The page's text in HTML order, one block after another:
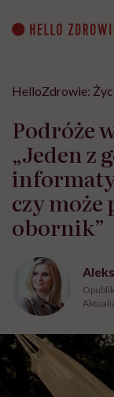
content
HelloZdrowie:
Podróże
„Jeden z
czy może
obornik”